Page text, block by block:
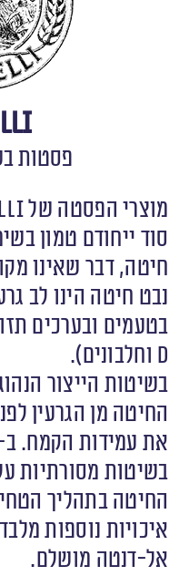
פסטות
סוד ייחודם טמון
חיטה, דבר שאינו
נבט חיטה הינו לב
D וחלבונים).
בשיטות הייצור
החיטה מן הגרעין
בשיטות מסורתיות
החיטה בתהליך
איכויות נוספות
אל-דנטה מושלם.